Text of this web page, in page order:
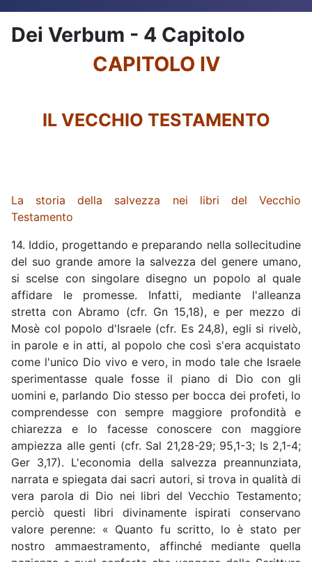
Dei Verbum - 4 Capitolo
CAPITOLO IV
IL VECCHIO TESTAMENTO
La storia della salvezza nei libri del Vecchio
Testamento
14. Iddio, progettando e preparando nella sollecitudine
del suo grande amore la salvezza del genere umano,
si scelse con singolare disegno un popolo al quale
affidare le promesse. Infatti, mediante l'alleanza
stretta con Abramo (cfr. Gn 15,18), e per mezzo di
Mosè col popolo d'Israele (cfr. Es 24,8), egli si rivelò,
in parole e in atti, al popolo che così s'era acquistato
come l'unico Dio vivo e vero, in modo tale che Israele
sperimentasse quale fosse il piano di Dio con gli
uomini e, parlando Dio stesso per bocca dei profeti, lo
comprendesse con sempre maggiore profondità e
chiarezza e lo facesse conoscere con maggiore
ampiezza alle genti (cfr. Sal 21,28-29; 95,1-3; Is 2,1-4;
Ger 3,17). L'economia della salvezza preannunziata,
narrata e spiegata dai sacri autori, si trova in qualità di
vera parola di Dio nei libri del Vecchio Testamento;
perciò questi libri divinamente ispirati conservano
valore perenne: « Quanto fu scritto, lo è stato per
nostro ammaestramento, affinché mediante quella